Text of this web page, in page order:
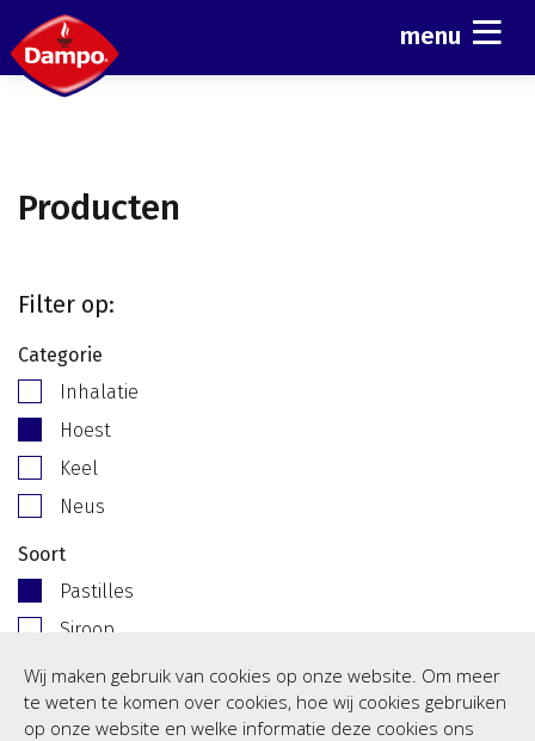
menu
Producten
Filter op:
Categorie
Inhalatie
Hoest
Keel
Neus
Soort
Pastilles
Siroop
Balsem
Overig
Wij maken gebruik van cookies op onze website. Om meer
te weten te komen over cookies, hoe wij cookies gebruiken
op onze website en welke informatie deze cookies ons